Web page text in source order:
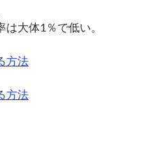
大体1％で低い。
方法
方法